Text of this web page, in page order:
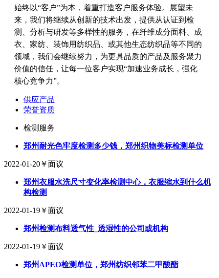
始终以“客户”为本，着重打造客户服务体验。展望未
来，我们将继续从创新的技术出发，提供从认证到检
测、分析与研发等多样性的服务，在纤维成分面料、成
衣、家纺、装饰用纺织品、或其他生态纺织品等不同的
领域，我们会继续努力，为更具品质的产品及服务聚力
价值的信任，让每一位客户实现“加速业务成长，强化
核心竞争力”。
供应产品
荣誉资质
检测服务
郑州耐光色牢度检测多少钱，郑州织物美标检测单位
2022-01-20 ￥面议
郑州衣服水洗尺寸变化率检测中心，衣服缩水到什么机
构检测
2022-01-19 ￥面议
郑州检测布料透气性_透湿性的公司或机构
2022-01-19 ￥面议
郑州APEO检测单位，郑州纺织邻苯二甲酸酯